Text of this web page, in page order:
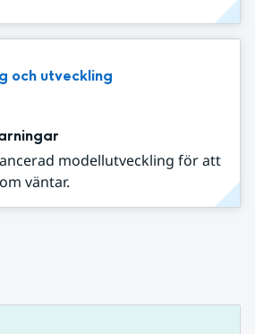
och utveckling
modellutveckling för att
väntar.